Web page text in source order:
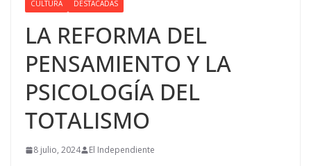
CULTURA DESTACADAS
LA REFORMA DEL
PENSAMIENTO Y LA
PSICOLOGÍA DEL
TOTALISMO
8 julio, 2024 El Independiente